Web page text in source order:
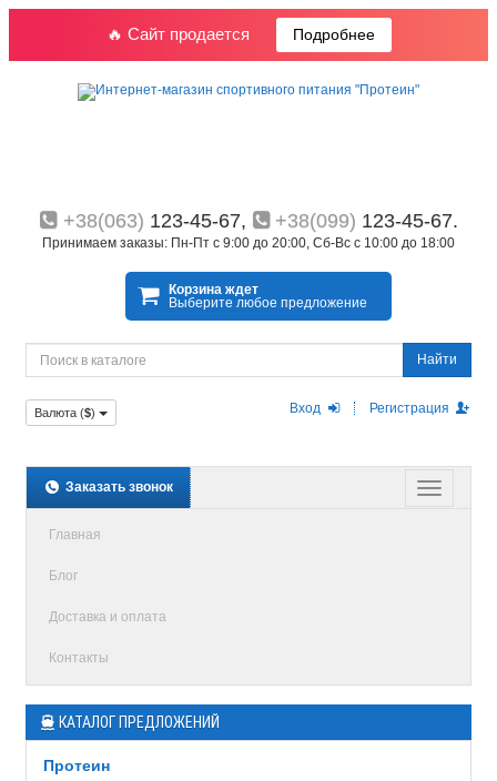
🔥 Сайт продается Подробнее
+38(063) 123-45-67, +38(099) 123-45-67.
Принимаем заказы: Пн-Пт с 9:00 до 20:00, Сб-Вс с 10:00 до 18:00
Корзина ждет
Выберите любое предложение
Найти
Вход Регистрация
Валюта ($)
Заказать звонок
Главная
Блог
Доставка и оплата
Контакты
КАТАЛОГ ПРЕДЛОЖЕНИЙ
Протеин